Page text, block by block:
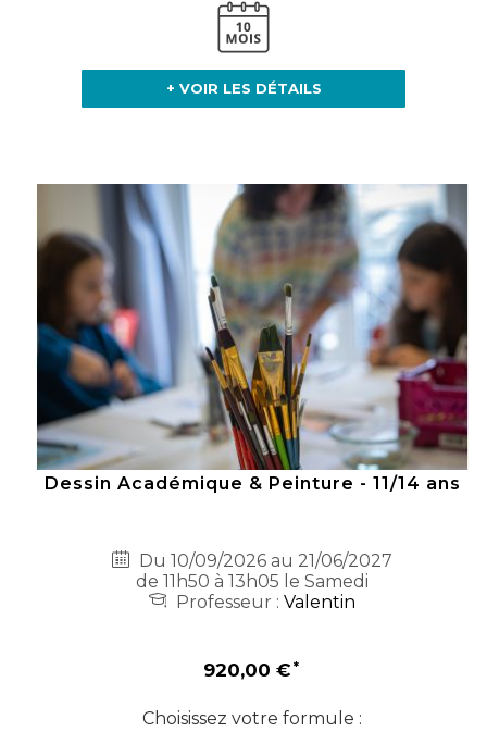
+ VOIR LES DÉTAILS
Dessin Académique & Peinture - 11/14 ans
Du 10/09/2026 au 21/06/2027
de 11h50 à 13h05 le Samedi
Professeur :Valentin
920,00 €
Choisissez votre formule :